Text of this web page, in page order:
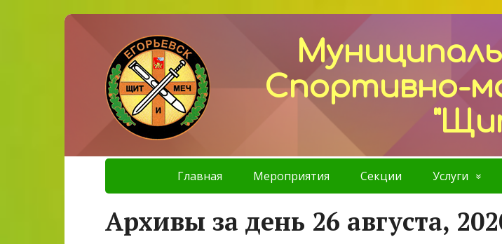
Спортивно-
Главная Мероприятия Секции Услуги
Архивы за день 26 августа,